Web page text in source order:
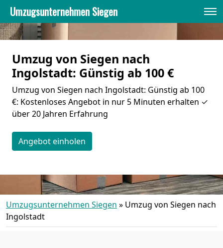
Umzugsunternehmen Siegen
Umzug von Siegen nach
Ingolstadt: Günstig ab 100 €
Umzug von Siegen nach Ingolstadt: Günstig ab 100
€: Kostenloses Angebot in nur 5 Minuten erhalten ✓
über 20 Jahren Erfahrung
Angebot einholen
Umzugsunternehmen Siegen » Umzug von Siegen nach
Ingolstadt